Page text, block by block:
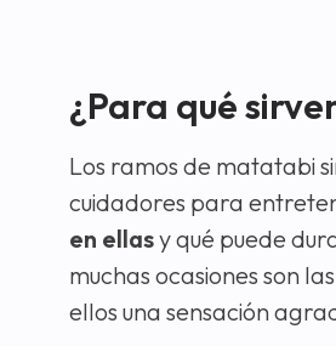
¿Para qué
Los ramos de matatabi
cuidadores para
en ellasy qué puede
muchas ocasiones son
ellos una sensación